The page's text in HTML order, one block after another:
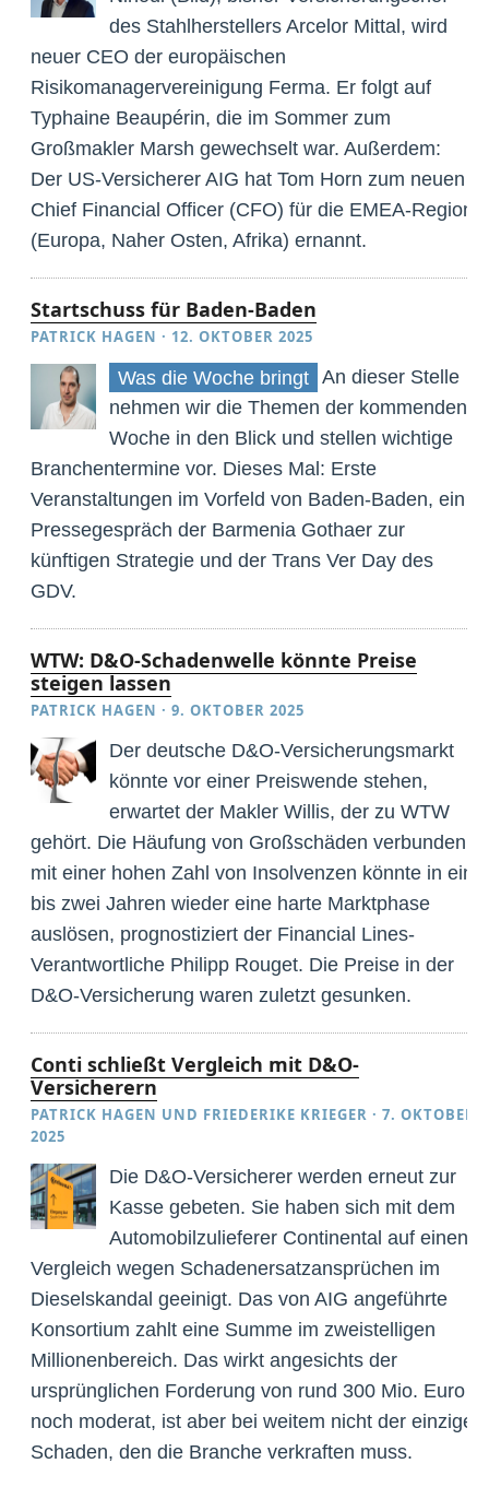
des Stahlherstellers Arcelor Mittal, wird
neuer CEO der europäischen
Risikomanagervereinigung Ferma. Er folgt auf
Typhaine Beaupérin, die im Sommer zum
Großmakler Marsh gewechselt war. Außerdem:
Der US-Versicherer AIG hat Tom Horn zum neuen
Chief Financial Officer (CFO) für die EMEA-Region
(Europa, Naher Osten, Afrika) ernannt.
Startschuss für Baden-Baden
PATRICK HAGEN · 12. OKTOBER 2025
Was die Woche bringt An dieser Stelle
nehmen wir die Themen der kommenden
Woche in den Blick und stellen wichtige
Branchentermine vor. Dieses Mal: Erste
Veranstaltungen im Vorfeld von Baden-Baden, ein
Pressegespräch der Barmenia Gothaer zur
künftigen Strategie und der Trans Ver Day des
GDV.
WTW: D&O-Schadenwelle könnte Preise
steigen lassen
PATRICK HAGEN ·9. OKTOBER 2025
Der deutsche D&O-Versicherungsmarkt
könnte vor einer Preiswende stehen,
erwartet der Makler Willis, der zu WTW
gehört. Die Häufung von Großschäden verbunden
mit einer hohen Zahl von Insolvenzen könnte in ein
bis zwei Jahren wieder eine harte Marktphase
auslösen, prognostiziert der Financial Lines-
Verantwortliche Philipp Rouget. Die Preise in der
D&O-Versicherung waren zuletzt gesunken.
Conti schließt Vergleich mit D&O-
Versicherern
PATRICK HAGEN UND FRIEDERIKE KRIEGER ·7. OKTOBER
2025
Die D&O-Versicherer werden erneut zur
Kasse gebeten. Sie haben sich mit dem
Automobilzulieferer Continental auf einen
Vergleich wegen Schadenersatzansprüchen im
Dieselskandal geeinigt. Das von AIG angeführte
Konsortium zahlt eine Summe im zweistelligen
Millionenbereich. Das wirkt angesichts der
ursprünglichen Forderung von rund 300 Mio. Euro
noch moderat, ist aber bei weitem nicht der einzige
Schaden, den die Branche verkraften muss.